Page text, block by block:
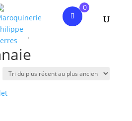
0
“portemonnaie”